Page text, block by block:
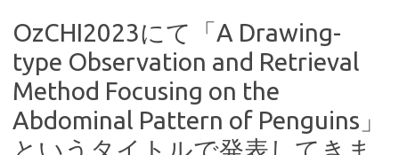
OzCHI2023にて「A Drawing-
type Observation and Retrieval
Method Focusing on the
Abdominal Pattern of Penguins」
というタイトルで発表してきま